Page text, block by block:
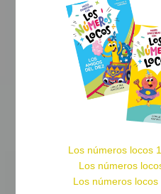
Los números locos
Los números
Los números